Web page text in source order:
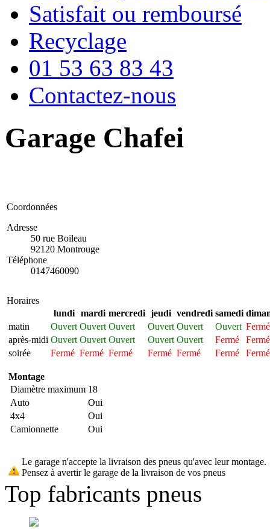
Satisfait ou remboursé
Recyclage
01 53 63 83 43
Contactez-nous
Garage Chafei
Coordonnées
Adresse
50 rue Boileau
92120 Montrouge
Téléphone
0147460090
Horaires
lundi
mardi mercredi jeudi vendredi samedi
matin
Ouvert Ouvert Ouvert Ouvert Ouvert Ouvert Fermé
après-midi Ouvert Ouvert Ouvert Ouvert Ouvert Fermé
Fermé
soirée
Fermé Fermé Fermé Fermé Fermé Fermé Fermé
Montage
Diamètre maximum 18
Auto
Oui
4x4
Oui
Camionnette
Oui
Le garage n'accepte la livraison des pneus qu'avec leur montage.
Pensez à avertir le garage de la livraison de vos pneus
Top fabricants pneus